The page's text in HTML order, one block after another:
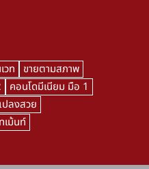
วท
ขายตามสภาพ
คอนโดมีเนียม มือ 1
ลงสวย
เม้นท์